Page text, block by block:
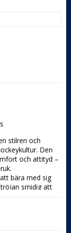
stilren och
Den
och attityd –
bära med sig
smidig att